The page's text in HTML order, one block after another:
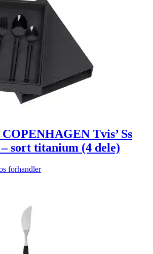
Tvis’ Ss
sort titanium (4 dele)
forhandler